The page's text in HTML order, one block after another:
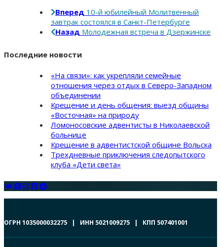
Вперед 10-й юбилейный Молитвенный
завтрак состоялся в Санкт-Петербурге
Назад Молодежная встреча в Дзержинске
Последние новости
«На связи»: как укрепляли семейные
отношения через отдых в Северо-Западном
объединении
Крещение и день общения: выезд общины
«Восточная» на природу
Ломоносовские адвентисты в Николаевской
больнице
Крещение в адвентистской общине Вольска
Трехдневные приключения следопытского
клуба «Дети света»
ОГРН 1035000032275 | ИНН 5021009275 | КПП 507401001